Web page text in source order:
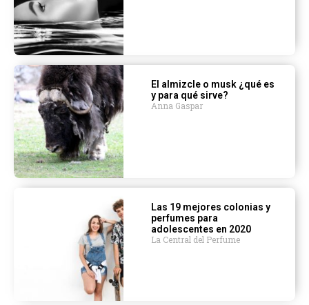
El almizcle o musk ¿qué es
y para qué sirve?
Anna Gaspar
Las 19 mejores colonias y
perfumes para
adolescentes en 2020
La Central del Perfume